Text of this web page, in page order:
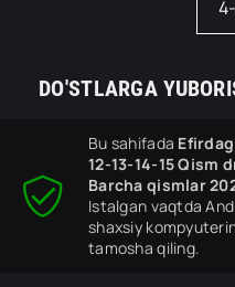
DO'STLARGA
Bu sahifada
12-13-14-15 Qism
Barcha qismlar
Istalgan vaqtda
shaxsiy
tamosha qiling.